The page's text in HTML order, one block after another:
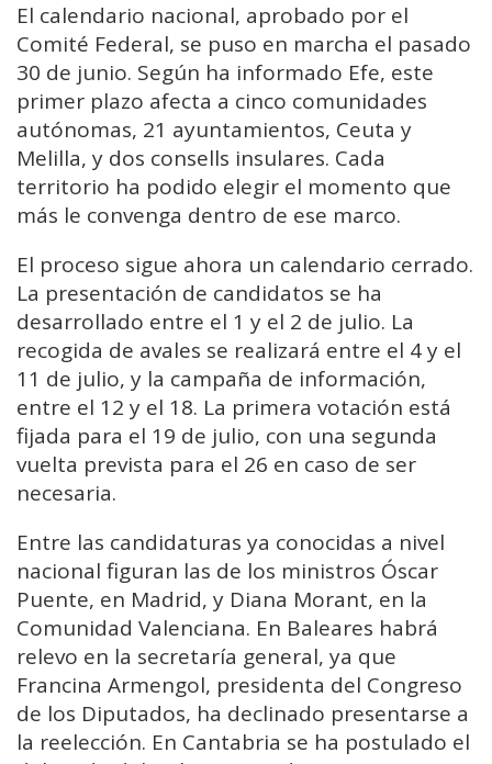
El calendario nacional, aprobado por el
Comité Federal, se puso en marcha el pasado
30 de junio. Según ha informado Efe, este
primer plazo afecta a cinco comunidades
autónomas, 21 ayuntamientos, Ceuta y
Melilla, y dos consells insulares. Cada
territorio ha podido elegir el momento que
más le convenga dentro de ese marco.
El proceso sigue ahora un calendario cerrado.
La presentación de candidatos se ha
desarrollado entre el 1 y el 2 de julio. La
recogida de avales se realizará entre el 4 y el
11 de julio, y la campaña de información,
entre el 12 y el 18. La primera votación está
fijada para el 19 de julio, con una segunda
vuelta prevista para el 26 en caso de ser
necesaria.
Entre las candidaturas ya conocidas a nivel
nacional figuran las de los ministros Óscar
Puente, en Madrid, y Diana Morant, en la
Comunidad Valenciana. En Baleares habrá
relevo en la secretaría general, ya que
Francina Armengol, presidenta del Congreso
de los Diputados, ha declinado presentarse a
la reelección. En Cantabria se ha postulado el